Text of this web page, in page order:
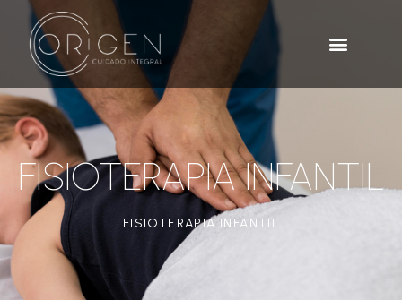
FISIOTERAPIA INFANTIL
FISIOTERAPIA INFANTIL